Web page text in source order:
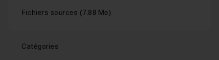
Fichiers sources (7.88 Mo)
Catégories